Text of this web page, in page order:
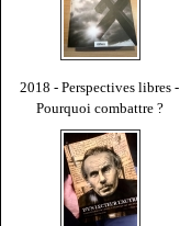
2018 - Perspectives libres -
Pourquoi combattre ?